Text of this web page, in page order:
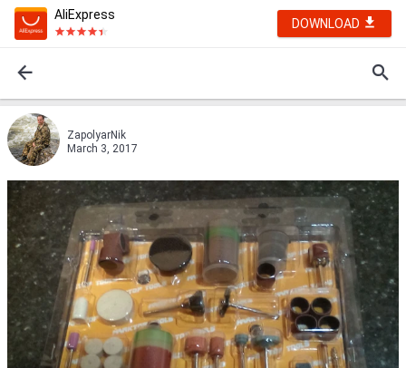
AliExpress
DOWNLOAD
ZapolyarNik
March 3, 2017